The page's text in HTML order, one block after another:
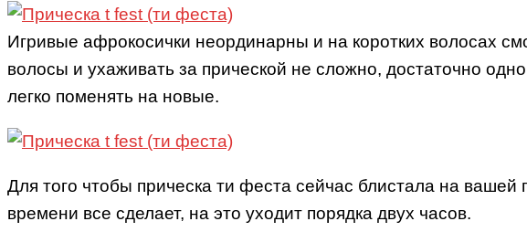
Игривые афрокосички неординарны и на коротких волосах
волосы и ухаживать за прической не сложно, достаточно
легко поменять на новые.
Для того чтобы прическа ти феста сейчас блистала на
времени все сделает, на это уходит порядка двух часов.